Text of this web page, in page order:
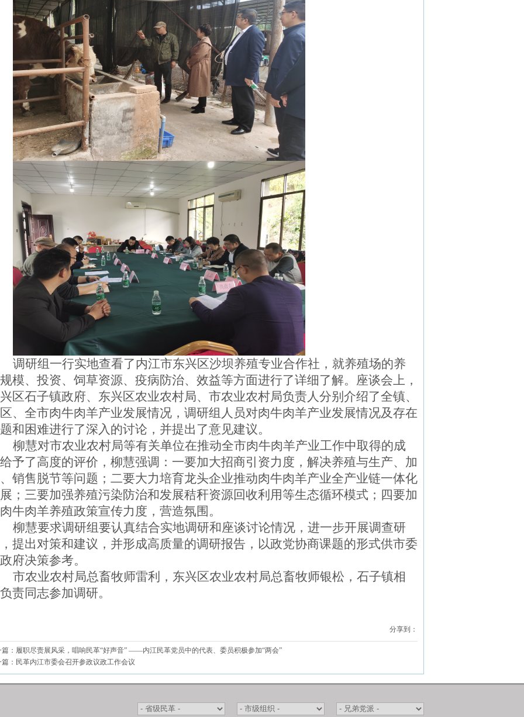
调研组一行实地查看了内江市东兴区沙坝养殖专业合作社，就养殖场的养
模、投资、饲草资源、疫病防治、效益等方面进行了详细了解。座谈会上，
区石子镇政府、东兴区农业农村局、市农业农村局负责人分别介绍了全镇、
、全市肉牛肉羊产业发展情况，调研组人员对肉牛肉羊产业发展情况及存在
和困难进行了深入的讨论，并提出了意见建议。
柳慧对市农业农村局等有关单位在推动全市肉牛肉羊产业工作中取得的成
予了高度的评价，柳慧强调：一要加大招商引资力度，解决养殖与生产、加
销售脱节等问题；二要大力培育龙头企业推动肉牛肉羊产业全产业链一体化
；三要加强养殖污染防治和发展秸秆资源回收利用等生态循环模式；四要加
牛肉羊养殖政策宣传力度，营造氛围。
柳慧要求调研组要认真结合实地调研和座谈讨论情况，进一步开展调查研
提出对策和建议，并形成高质量的调研报告，以政党协商课题的形式供市委
府决策参考。
市农业农村局总畜牧师雷利，东兴区农业农村局总畜牧师银松，石子镇相
责同志参加调研。
分享到：
： 履职尽责展风采，唱响民革“好声音” ——内江民革党员中的代表、委员积极参加“两会”
： 民革内江市委会召开参政议政工作会议